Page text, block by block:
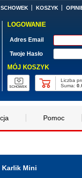
SCHOWEK KOSZYK
LOGOWANIE
Adres Email
Twoje Hasło
MÓJ KOSZYK
SCHOWEK
Liczba
Suma:
Pomoc
Karlik Mini